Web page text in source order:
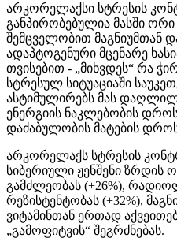
არკორელაქსი სტრესის
განპირობებულია მასში
შემცველობით მაგნიუმთან
ადაპტოგენური მცენარე
თვისებით - „მიხვდეს“ რა
სტრესულ სიტუაციაში
ასტიმულირებს მას
ენერგიის ნაკლებობის
დაძაბულობის მატების
არკორელაქს სტრესის
სიბერიული ჟენშენი ზრდის
გამძლეობას (+26%),
რეზისტენტობას (+32%),
ვიტამინთან ერთად
„გამოფიტვის“ შეგრძნებას.